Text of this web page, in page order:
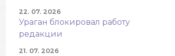
22. 07. 2026
Ураган блокировал работу
редакции
21. 07. 2026